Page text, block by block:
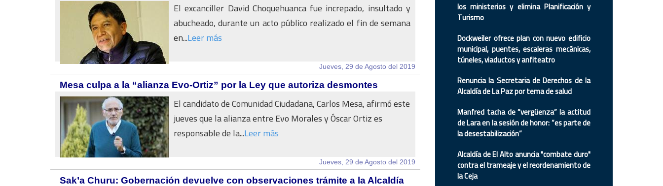
El excanciller David Choquehuanca fue increpado, insultado y
abucheado, durante un acto público realizado el fin de semana
en...Leer más
Jueves, 29 de Agosto del 2019
Mesa culpa a la “alianza Evo-Ortiz” por la Ley que autoriza desmontes
El candidato de Comunidad Ciudadana, Carlos Mesa, afirmó este
jueves que la alianza entre Evo Morales y Óscar Ortiz es
responsable de la...Leer más
Jueves, 29 de Agosto del 2019
Sak’a Churu: Gobernación devuelve con observaciones trámite a la Alcaldía
los ministerios y elimina Planificación y
Turismo
Dockweiler ofrece plan con nuevo edificio
municipal, puentes, escaleras mecánicas,
túneles, viaductos y anfiteatro
Renuncia la Secretaria de Derechos de la
Alcaldía de La Paz por tema de salud
Manfred tacha de “vergüenza” la actitud
de Lara en la sesión de honor: “es parte de
la desestabilización”
Alcaldía de El Alto anuncia "combate duro"
contra el trameaje y el reordenamiento de
la Ceja